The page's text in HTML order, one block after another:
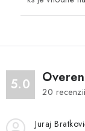
5.0 20
Juraj